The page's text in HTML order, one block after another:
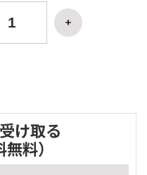
け取る
無料）